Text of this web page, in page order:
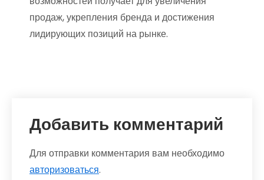
продаж, укрепления бренда и достижения
лидирующих позиций на рынке.
Добавить комментарий
Для отправки комментария вам необходимо
авторизоваться.